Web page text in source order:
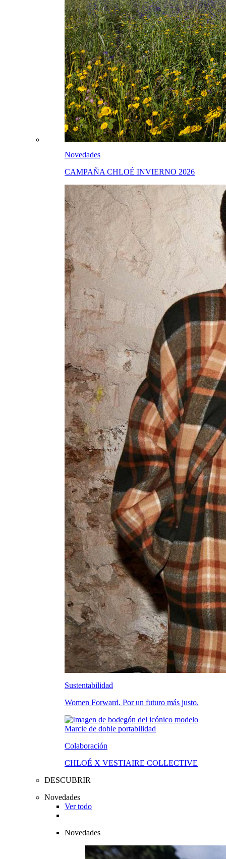
Novedades
CAMPAÑA CHLOÉ INVIERNO 2026
Sustentabilidad
Women Forward. Por un futuro más justo.
Colaboración
CHLOÉ X VESTIAIRE COLLECTIVE
DESCUBRIR
Novedades
Ver todo
Novedades